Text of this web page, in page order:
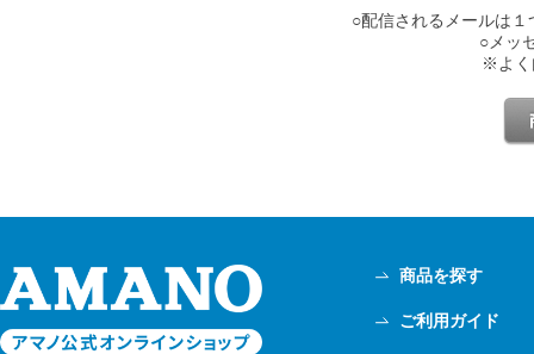
○配信されるメールは
○メッ
※よく
商品を探す
ご利用ガイド